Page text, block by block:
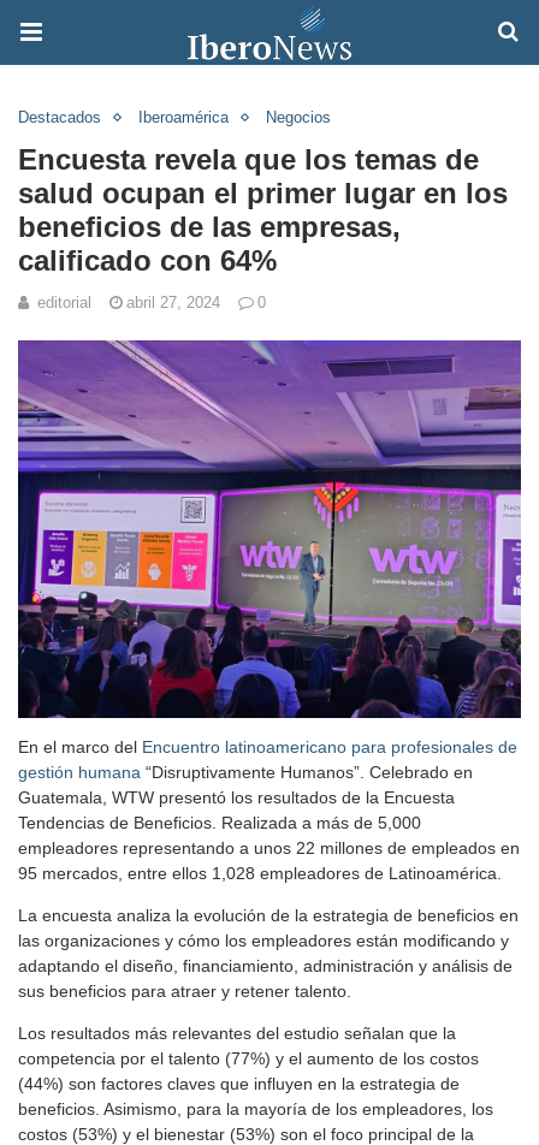
Destacados Iberoamérica Negocios
Encuesta revela que los temas de
salud ocupan el primer lugar en los
beneficios de las empresas,
calificado con 64%
editorial abril 27, 2024 0
En el marco del Encuentro latinoamericano para profesionales de
gestión humana “Disruptivamente Humanos”. Celebrado en
Guatemala, WTW presentó los resultados de la Encuesta
Tendencias de Beneficios. Realizada a más de 5,000
empleadores representando a unos 22 millones de empleados en
95 mercados, entre ellos 1,028 empleadores de Latinoamérica.
La encuesta analiza la evolución de la estrategia de beneficios en
las organizaciones y cómo los empleadores están modificando y
adaptando el diseño, financiamiento, administración y análisis de
sus beneficios para atraer y retener talento.
Los resultados más relevantes del estudio señalan que la
competencia por el talento (77%) y el aumento de los costos
(44%) son factores claves que influyen en la estrategia de
beneficios. Asimismo, para la mayoría de los empleadores, los
costos (53%) y el bienestar (53%) son el foco principal de la